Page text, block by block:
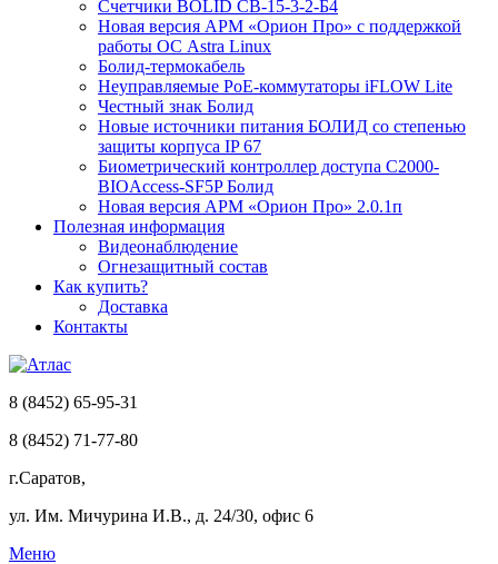
Счетчики BOLID СВ-15-3-2-Б4
Новая версия АРМ «Орион Про» с поддержкой
работы ОС Astra Linux
Болид-термокабель
Неуправляемые PoE-коммутаторы iFLOW Lite
Честный знак Болид
Новые источники питания БОЛИД со степенью
защиты корпуса IP 67
Биометрический контроллер доступа С2000-
BIOAccess-SF5P Болид
Новая версия АРМ «Орион Про» 2.0.1п
Полезная информация
Видеонаблюдение
Огнезащитный состав
Как купить?
Доставка
Контакты
8 (8452) 65-95-31
8 (8452) 71-77-80
г.Саратов,
ул. Им. Мичурина И.В., д. 24/30, офис 6
Меню